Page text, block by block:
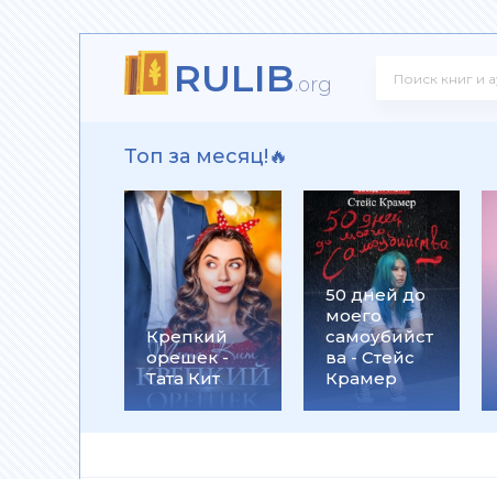
RULIB.org
Топ за месяц!🔥
Крепкий
орешек -
Тата Кит
50 дней до
моего
самоубийст
ва - Стейс
Крамер
Фирсов
Олегович Фирсов
убийцы - Патрик Зюскинд